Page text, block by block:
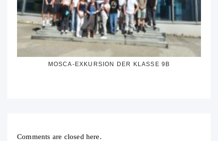
MOSCA-EXKURSION DER KLASSE 9B
Comments are closed here.